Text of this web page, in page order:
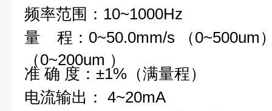
频率范围：10~1000Hz
量 程：0~50.0mm/s （0~500um
（0~200um ）
准 确 度：±1%（满量程）
电流输出： 4~20mA